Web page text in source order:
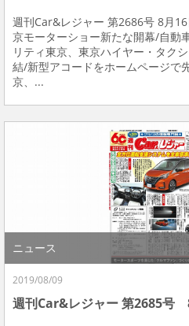
週刊Car&レジャー 第2686号 8月
京モーターショー新たな開幕/自動
リティ東京、東京ハイヤー・タク
結/新型アコードをホームページで
京、...
ニュース
2019/08/09
週刊Car&レジャー 第2685号